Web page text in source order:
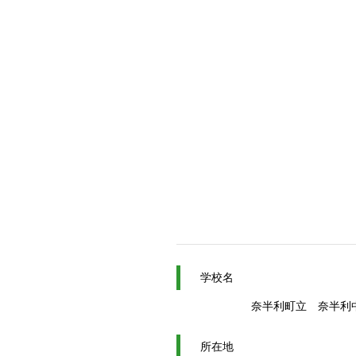
学校名
奈半利町立 奈半利
所在地